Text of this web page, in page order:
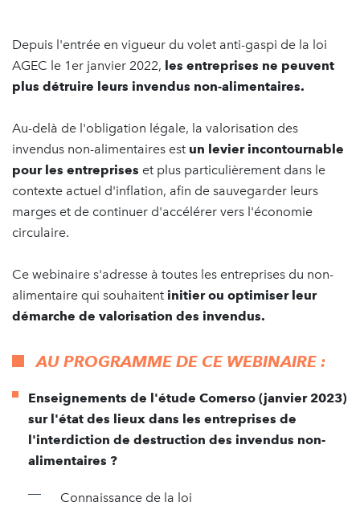
Depuis l'entrée en vigueur du volet anti-gaspi de la loi
AGEC le 1er janvier 2022, les entreprises ne peuvent
plus détruire leurs invendus non-alimentaires.
Au-delà de l'obligation légale, la valorisation des
invendus non-alimentaires est un levier incontournable
pour les entreprises et plus particulièrement dans le
contexte actuel d'inflation, afin de sauvegarder leurs
marges et de continuer d'accélérer vers l'économie
circulaire.
Ce webinaire s'adresse à toutes les entreprises du non-
alimentaire qui souhaitent initier ou optimiser leur
démarche de valorisation des invendus.
AU PROGRAMME DE CE WEBINAIRE :
Enseignements de l'étude Comerso (janvier 2023)
sur l'état des lieux dans les entreprises de
l'interdiction de destruction des invendus non-
alimentaires ?
Connaissance de la loi